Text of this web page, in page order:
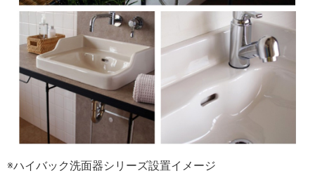
※ハイバック洗面器シリーズ設置イメージ